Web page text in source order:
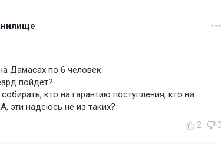
Дамасах по 6 человек.
пойдет?
кто на гарантию поступления, кто на
эти надеюсь не из таких?
2 0